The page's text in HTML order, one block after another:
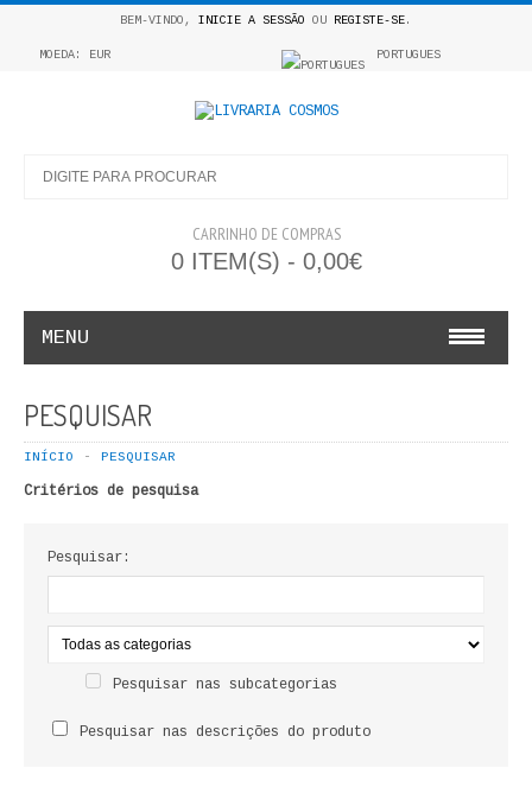
BEM-VINDO, INICIE A SESSÃO OU REGISTE-SE.
MOEDA: EUR PORTUGUES
CARRINHO DE COMPRAS
0 ITEM(S) - 0,00€
MENU
COSMOS INFANTIL
COLEÇÃO APRENDE A COLORIR
LIVROS DE PINTAR
ANTROPOLOGIA E SOCIOLOGIA
PESQUISAR
INÍCIO PESQUISAR
Critérios de pesquisa
Pesquisar:
Pesquisar nas subcategorias
Pesquisar nas descrições do produto